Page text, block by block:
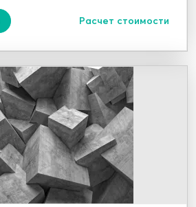
Расчет стоимости